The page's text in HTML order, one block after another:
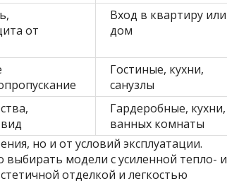
от
Вход в квартиру или
дом
Гостиные, кухни,
санузлы
Гардеробные, кухни,
ванных комнаты
но и от условий эксплуатации.
модели с усиленной тепло- и
отделкой и легкостью